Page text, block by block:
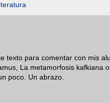
texto para comentar con mis
La metamorfosis kafkiana
poco. Un abrazo.